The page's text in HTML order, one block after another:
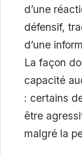
d’une
défensif,
d’une
La façon
capacité
: certains
être
malgré la